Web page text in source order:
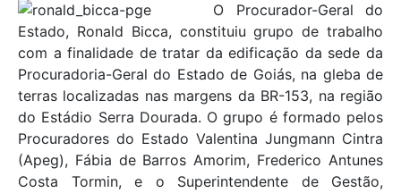
O Procurador-Geral do
Estado, Ronald Bicca, constituiu grupo de trabalho
com a finalidade de tratar da edificação da sede da
Procuradoria-Geral do Estado de Goiás, na gleba de
terras localizadas nas margens da BR-153, na região
do Estádio Serra Dourada. O grupo é formado pelos
Procuradores do Estado Valentina Jungmann Cintra
(Apeg), Fábia de Barros Amorim, Frederico Antunes
Costa Tormin, e o Superintendente de Gestão,